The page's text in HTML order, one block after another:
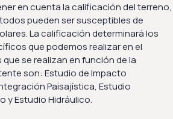
en cuenta la calificación del terreno,
pueden ser susceptibles de
La calificación determinará los
que podemos realizar en el
se realizan en función de la
son: Estudio de Impacto
Paisajística, Estudio
y Estudio Hidráulico.